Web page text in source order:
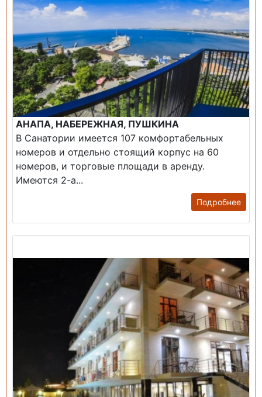
АНАПА, НАБЕРЕЖНАЯ, ПУШКИНА
В Санатории имеется 107 комфортабельных
номеров и отдельно стоящий корпус на 60
номеров, и торговые площади в аренду.
Имеются 2-а...
Подробнее